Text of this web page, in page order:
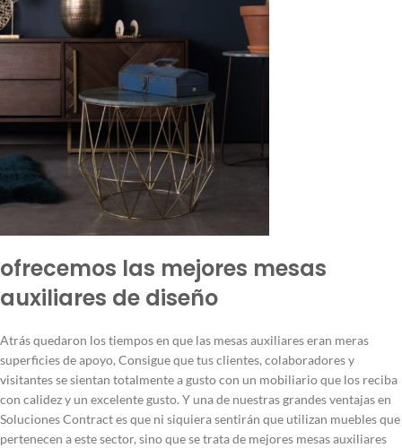
ofrecemos las mejores mesas
auxiliares de diseño
Atrás quedaron los tiempos en que las mesas auxiliares eran meras
superficies de apoyo, Consigue que tus clientes, colaboradores y
visitantes se sientan totalmente a gusto con un mobiliario que los reciba
con calidez y un excelente gusto. Y una de nuestras grandes ventajas en
Soluciones Contract es que ni siquiera sentirán que utilizan muebles que
pertenecen a este sector, sino que se trata de mejores mesas auxiliares